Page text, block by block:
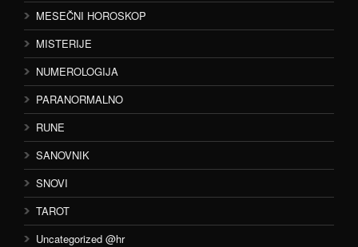
MESEČNI HOROSKOP
MISTERIJE
NUMEROLOGIJA
PARANORMALNO
RUNE
SANOVNIK
SNOVI
TAROT
Uncategorized @hr